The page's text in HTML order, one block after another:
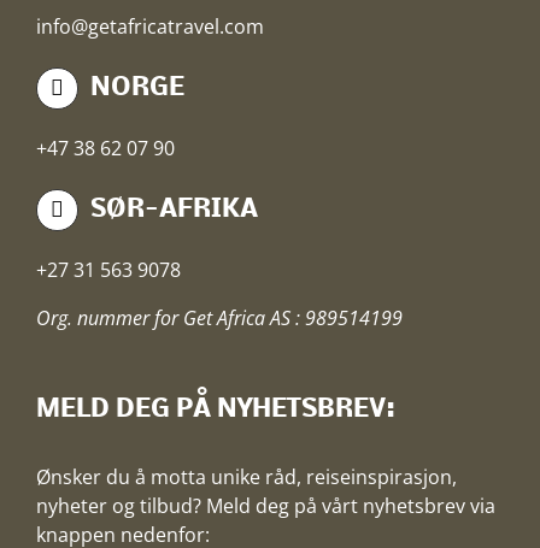
info@getafricatravel.com
NORGE
+47 38 62 07 90
SØR-AFRIKA
+27 31 563 9078
Org. nummer for Get Africa AS : 989514199
MELD DEG PÅ NYHETSBREV:
Ønsker du å motta unike råd, reiseinspirasjon,
nyheter og tilbud? Meld deg på vårt nyhetsbrev via
knappen nedenfor: